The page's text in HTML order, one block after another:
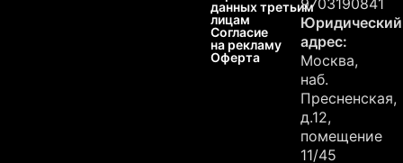
данных третьим
лицам
Согласие
на рекламу
Оферта
Юридический
адрес:
Москва,
наб.
Пресненская,
д.12,
помещение
11/45